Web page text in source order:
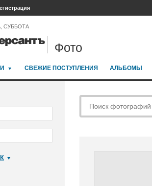
СУББОТА
Фото
СВЕЖИЕ ПОСТУПЛЕНИЯ АЛЬБОМЫ